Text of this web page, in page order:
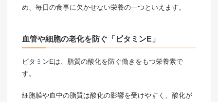
め、毎日の食事に欠かせない栄養の一つといえます。
血管や細胞の老化を防ぐ「ビタミンE」
ビタミンEは、脂質の酸化を防ぐ働きをもつ栄養素で
す。
細胞膜や血中の脂質は酸化の影響を受けやすく、酸化が